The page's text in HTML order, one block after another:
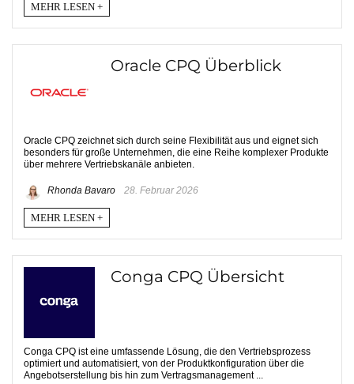
MEHR LESEN +
Oracle CPQ Überblick
Oracle CPQ zeichnet sich durch seine Flexibilität aus und eignet sich
besonders für große Unternehmen, die eine Reihe komplexer Produkte
über mehrere Vertriebskanäle anbieten.
Rhonda Bavaro 28. Februar 2026
MEHR LESEN +
Conga CPQ Übersicht
Conga CPQ ist eine umfassende Lösung, die den Vertriebsprozess
optimiert und automatisiert, von der Produktkonfiguration über die
Angebotserstellung bis hin zum Vertragsmanagement ...